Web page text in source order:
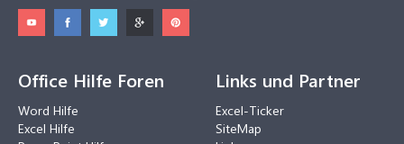
Office Hilfe Foren
Word Hilfe
Excel Hilfe
Links und Partner
Excel-Ticker
SiteMap